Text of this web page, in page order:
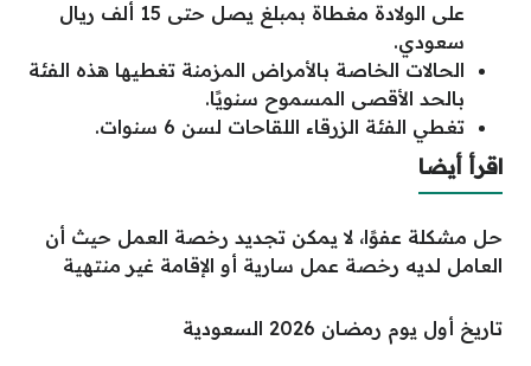
على الولادة مغطاة بمبلغ يصل حتى 15 ألف ريال
سعودي.
الحالات الخاصة بالأمراض المزمنة تغطيها هذه الفئة
بالحد الأقصى المسموح سنويًا.
تغطي الفئة الزرقاء اللقاحات لسن 6 سنوات.
اقرأ أيضا
حل مشكلة عفوًا، لا يمكن تجديد رخصة العمل حيث أن
العامل لديه رخصة عمل سارية أو الإقامة غير منتهية
تاريخ أول يوم رمضان 2026 السعودية